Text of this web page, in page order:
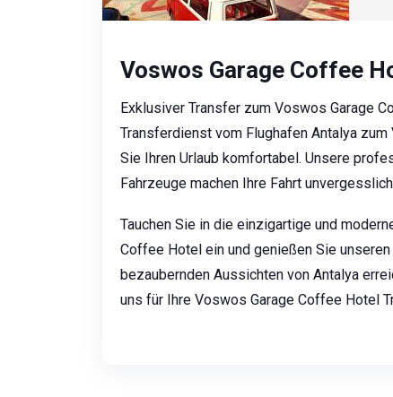
Voswos Garage Coffee
Exklusiver Transfer zum Voswos Garage
Transferdienst vom Flughafen Antalya
Sie Ihren Urlaub komfortabel. Unsere
Fahrzeuge machen Ihre Fahrt
Tauchen Sie in die einzigartige und
Coffee Hotel ein und genießen Sie
bezaubernden Aussichten von Antalya
uns für Ihre Voswos Garage Coffee Hotel